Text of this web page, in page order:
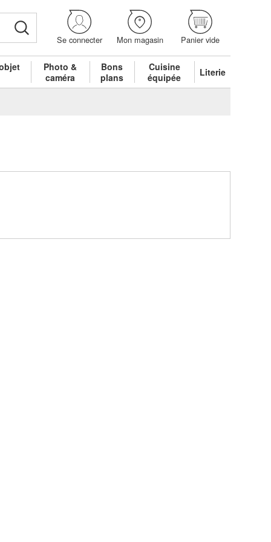
Se connecter Mon magasin Panier vide
Photo &
caméra
Bons
plans
Cuisine
équipée
Literie